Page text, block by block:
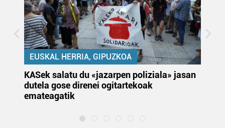
EUSKAL HERRIA, GIPUZKOA
KASek salatu du «jazarpen poliziala» jasan
dutela gose direnei ogitartekoak
emateagatik